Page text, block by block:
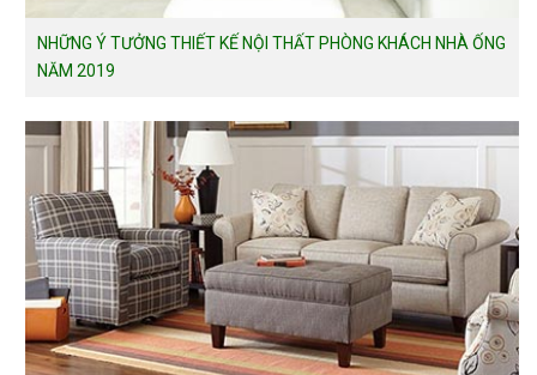
NHỮNG Ý TƯỞNG THIẾT KẾ NỘI THẤT PHÒNG KHÁCH NHÀ ỐNG
NĂM 2019